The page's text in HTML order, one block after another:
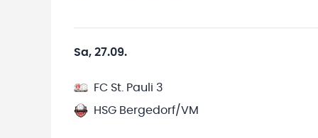
Sa, 27.09.
FC St. Pauli 3
HSG Bergedorf/VM